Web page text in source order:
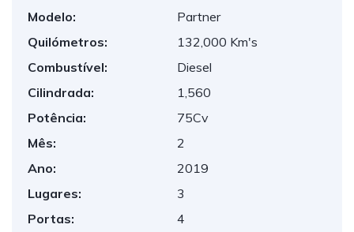
Modelo:
Partner
Quilómetros:
132,000 Km's
Combustível:
Diesel
Cilindrada:
1,560
Potência:
75Cv
Mês:
2
Ano:
2019
Lugares:
3
Portas:
4